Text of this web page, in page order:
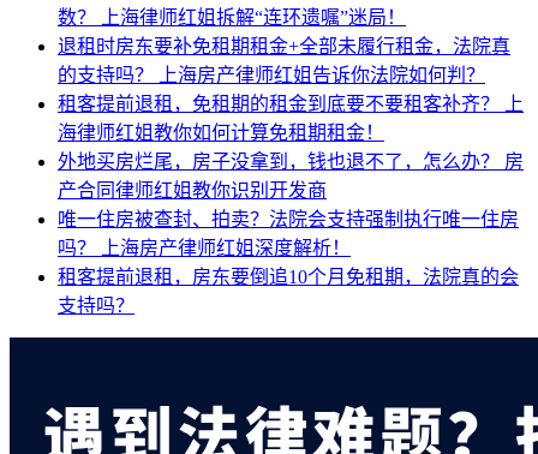
数？
上海律师红姐拆解“连环遗嘱”迷局！
退租时房东要补免租期租金+全部未履行租金，法院真
的支持吗？
上海房产律师红姐告诉你法院如何判？
租客提前退租，免租期的租金到底要不要租客补齐？
上
海律师红姐教你如何计算免租期租金！
外地买房烂尾，房子没拿到，钱也退不了，怎么办？ 房
产合同律师红姐教你识别开发商
唯一住房被查封、拍卖？法院会支持强制执行唯一住房
吗？
上海房产律师红姐深度解析！
租客提前退租，房东要倒追10个月免租期，法院真的会
支持吗？